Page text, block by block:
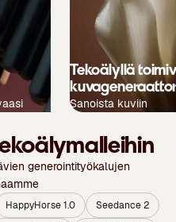
Tekoälyllä
Sanoista kuviin
generointityökalujen
HappyHorse 1.0
Seedance 2